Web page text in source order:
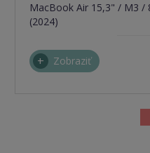
MacBook Air 15,3" / M3 /
(2024)
Zobraziť